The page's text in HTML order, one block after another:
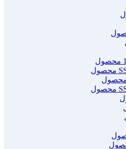
1 محصول